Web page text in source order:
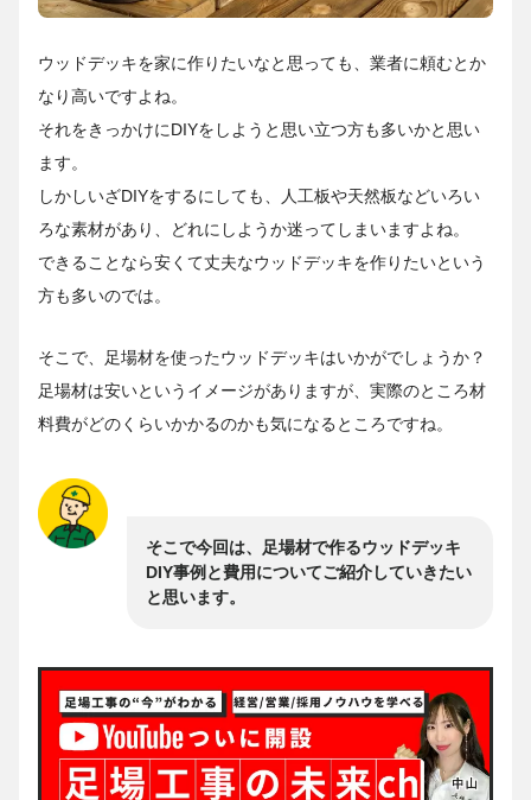
ウッドデッキを家に作りたいなと思っても、業者に頼むとか
なり高いですよね。
それをきっかけにDIYをしようと思い立つ方も多いかと思い
ます。
しかしいざDIYをするにしても、人工板や天然板などいろい
ろな素材があり、どれにしようか迷ってしまいますよね。
できることなら安くて丈夫なウッドデッキを作りたいという
方も多いのでは。
そこで、足場材を使ったウッドデッキはいかがでしょうか？
足場材は安いというイメージがありますが、実際のところ材
料費がどのくらいかかるのかも気になるところですね。
そこで今回は、足場材で作るウッドデッキ
DIY事例と費用についてご紹介していきたい
と思います。